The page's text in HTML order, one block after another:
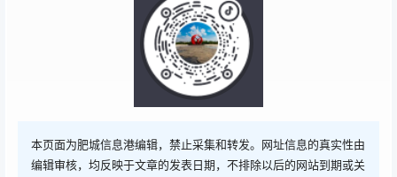
本页面为肥城信息港编辑，禁止采集和转发。网址信息的真实性由
编辑审核，均反映于文章的发表日期，不排除以后的网站到期或关